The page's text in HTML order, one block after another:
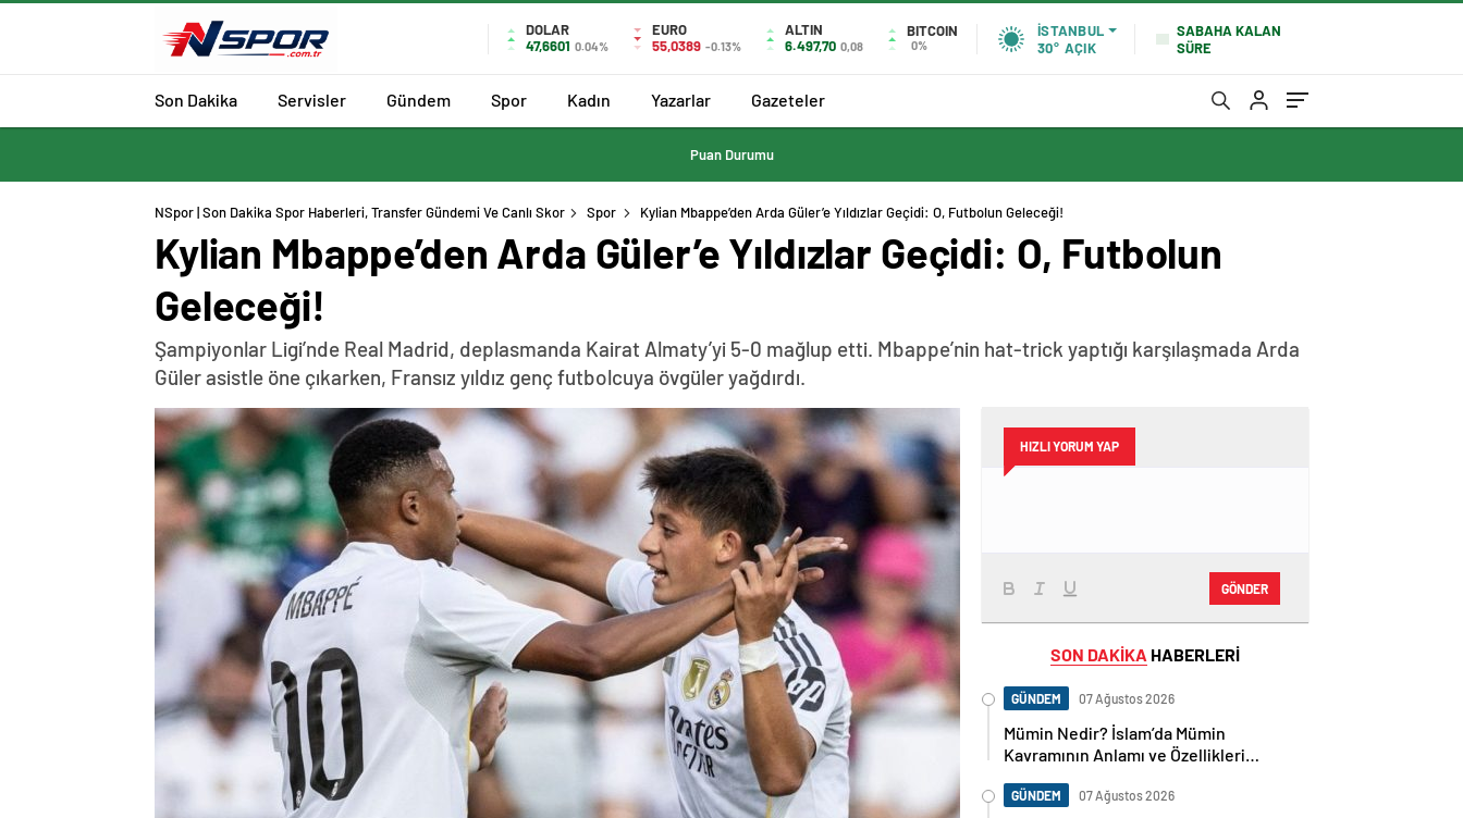
DOLAR
47,6601 0.04%
EURO
55,0389 -0.13%
ALTIN
6.497,70 0,08
BITCOIN
0%
İSTANBUL
30° AÇIK
SABAHA KALAN
SÜRE
Son Dakika Servisler Gündem Spor Kadın Yazarlar Gazeteler
Puan Durumu
NSpor | Son Dakika Spor Haberleri, Transfer Gündemi Ve Canlı Skor Spor Kylian Mbappe’den Arda Güler’e Yıldızlar Geçidi: O, Futbolun Geleceği!
Kylian Mbappe’den Arda Güler’e Yıldızlar Geçidi: O, Futbolun
Geleceği!
Şampiyonlar Ligi’nde Real Madrid, deplasmanda Kairat Almaty’yi 5-0 mağlup etti. Mbappe’nin hat-trick yaptığı karşılaşmada Arda
Güler asistle öne çıkarken, Fransız yıldız genç futbolcuya övgüler yağdırdı.
HIZLI YORUM YAP
GÖNDER
SON DAKİKA HABERLERİ
GÜNDEM 07 Ağustos 2026
Mümin Nedir? İslam’da Mümin
Kavramının Anlamı ve Özellikleri
GÜNDEM 07 Ağustos 2026